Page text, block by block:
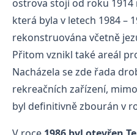
ostrova stojí od roku
která byla v letech 1984 –
rekonstruována včetně
Přitom vznikl také areál
Nacházela se zde řada
rekreačních zařízení,
byl definitivně zbourán v